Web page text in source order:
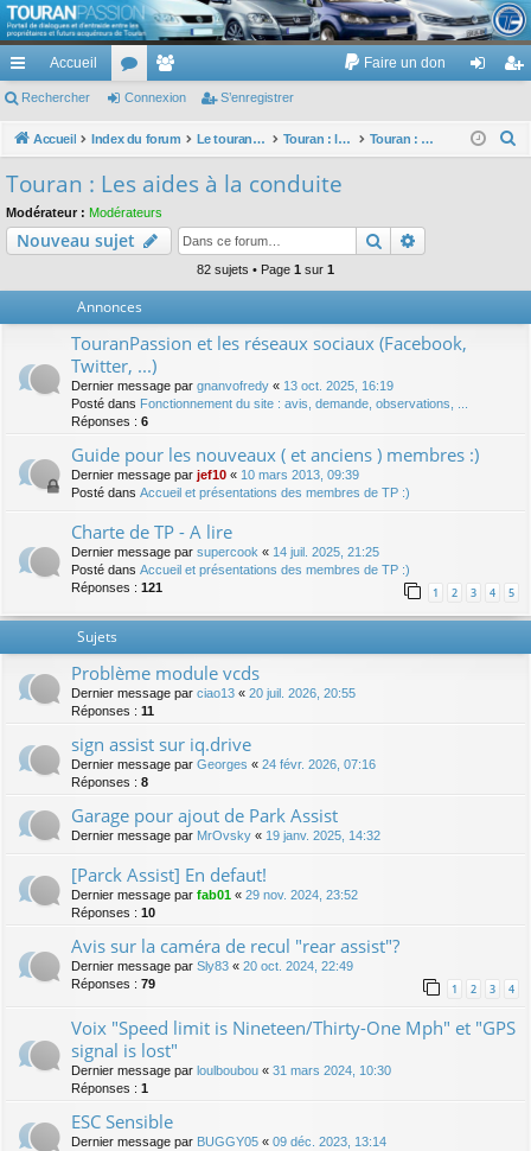
TouranPassion
Le forum des propriétaires ou futurs acquéreurs du Volkswagen Touran
cc
ès
pi
de
Accueil
or
u
e
m
Faire un don
ne nr
Rechercher Connexion S’enregistrer
Accueil Index du forum Le touran dans ses versions I (V1 V2 V3) et II ... Touran : les équipements électriques et électroniques Touran : Les aides à la conduite
c
Touran : Les aides à la conduite
Modérateur : Modérateurs
Nouveau sujet Rechercher
82 sujets • Page 1 sur 1
Annonces
TouranPassion et les réseaux sociaux (Facebook,
Twitter, ...)
Dernier message par gnanvofredy « 13 oct. 2025, 16:19
Posté dans Fonctionnement du site : avis, demande, observations, ...
Réponses : 6
Guide pour les nouveaux ( et anciens ) membres :)
Dernier message par jef10 « 10 mars 2013, 09:39
Posté dans Accueil et présentations des membres de TP :)
Charte de TP - A lire
Dernier message par supercook « 14 juil. 2025, 21:25
Posté dans Accueil et présentations des membres de TP :)
Réponses : 121 1 2 3 4 5
Sujets
Problème module vcds
Dernier message par ciao13 « 20 juil. 2026, 20:55
Réponses : 11
sign assist sur iq.drive
Dernier message par Georges « 24 févr. 2026, 07:16
Réponses : 8
Garage pour ajout de Park Assist
Dernier message par MrOvsky « 19 janv. 2025, 14:32
[Parck Assist] En defaut!
Dernier message par fab01 « 29 nov. 2024, 23:52
Réponses : 10
Avis sur la caméra de recul "rear assist"?
Dernier message par Sly83 « 20 oct. 2024, 22:49
Réponses : 79 1 2 3 4
Voix "Speed limit is Nineteen/Thirty-One Mph" et "GPS
signal is lost"
Dernier message par loulboubou « 31 mars 2024, 10:30
Réponses : 1
ESC Sensible
Dernier message par BUGGY05 « 09 déc. 2023, 13:14